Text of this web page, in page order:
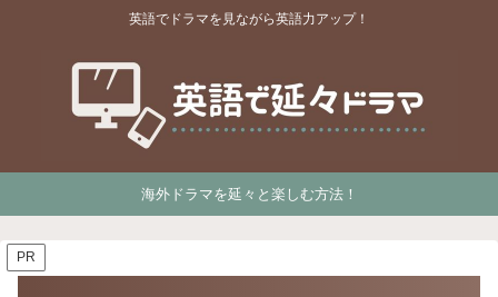
英語でドラマを見ながら英語力アップ！
海外ドラマを延々と楽しむ方法！
PR